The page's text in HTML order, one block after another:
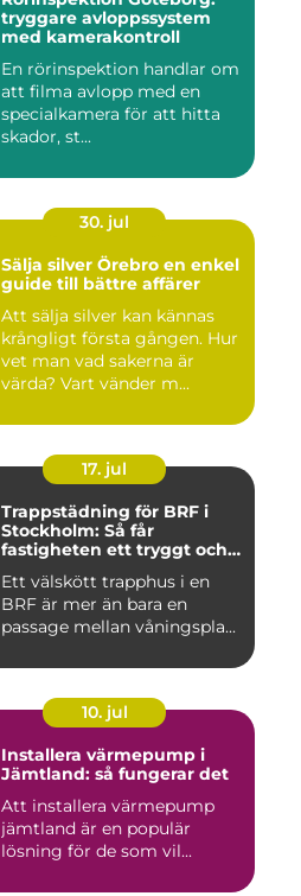
tryggare avloppssystem
med kamerakontroll
En rörinspektion handlar om
att filma avlopp med en
specialkamera för att hitta
skador, st...
30. jul
Sälja silver Örebro en enkel
guide till bättre affärer
Att sälja silver kan kännas
krångligt första gången. Hur
vet man vad sakerna är
värda? Vart vänder m...
17. jul
Trappstädning för BRF i
Stockholm: Så får
fastigheten ett tryggt och
Ett välskött trapphus i en
BRF är mer än bara en
passage mellan våningspla...
10. jul
Installera värmepump i
Jämtland: så fungerar det
Att installera värmepump
jämtland är en populär
lösning för de som vil...